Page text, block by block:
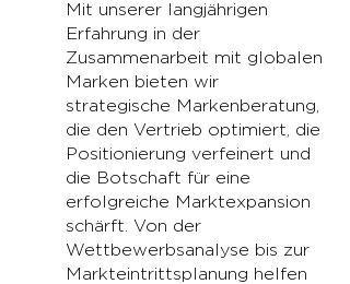
Mit unserer langjährigen
Erfahrung in der
Zusammenarbeit mit globalen
Marken bieten wir
strategische Markenberatung,
die den Vertrieb optimiert, die
Positionierung verfeinert und
die Botschaft für eine
erfolgreiche Marktexpansion
schärft. Von der
Wettbewerbsanalyse bis zur
Markteintrittsplanung helfen